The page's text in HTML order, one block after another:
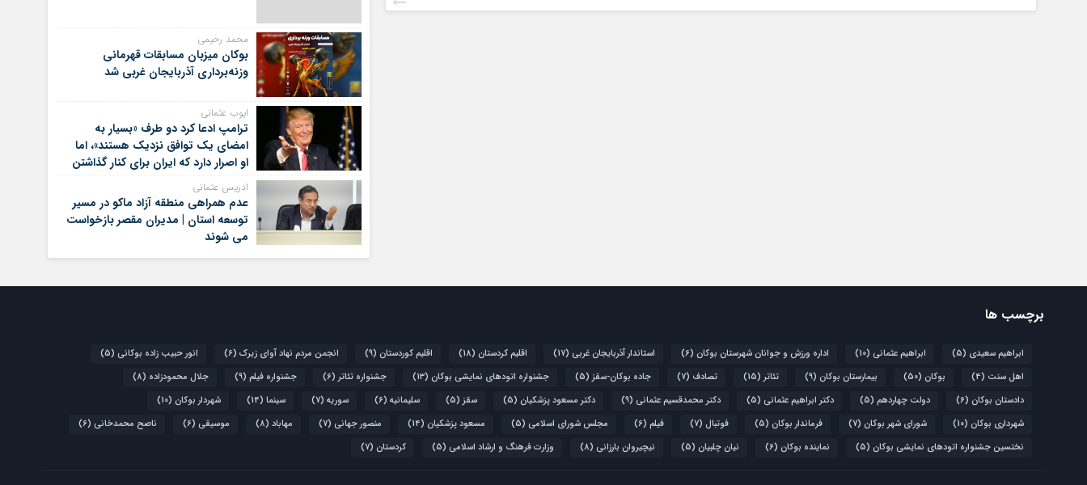
محمد رحیمی
بوکان میزبان مسابقات قهرمانی
وزنه‌برداری آذربایجان غربی شد
ایوب عثمانی
ترامپ ادعا کرد دو طرف «بسیار به
امضای یک توافق نزدیک هستند»، اما
او اصرار دارد که ایران برای کنار گذاشتن
برنامه‌های هسته‌ای خود گام‌های
بیشتری بردارد
ادریس عثمانی
عدم همراهی منطقه آزاد ماکو در مسیر
توسعه استان | مدیران مقصر بازخواست
می شوند
برچسب ها
ابراهیم سعیدی (5) ابراهیم عثمانی (10) اداره ورزش و جوانان شهرستان بوکان (6) استاندار آذربایجان غربی (17) اقلیم کردستان (18) اقلیم کوردستان (9) انجمن مردم نهاد آوای زیرک (6) انور حبیب زاده بوکانی (5)
اهل سنت (4) بوکان (50) بیمارستان بوکان (9) تئاتر (15) تصادف (7) جاده بوکان-سقز (5) جشنواره اتودهای نمایشی بوکان (13) جشنواره تئاتر (6) جشنواره فیلم (9) جلال محمودزاده (8)
دادستان بوکان (6) دولت چهاردهم (5) دکتر ابراهیم عثمانی (5) دکتر محمدقسیم عثمانی (9) دکتر مسعود پزشکیان (5) سقز (5) سلیمانیه (6) سوریه (7) سینما (14) شهردار بوکان (10)
شهرداری بوکان (10) شورای شهر بوکان (7) فرماندار بوکان (5) فوتبال (7) فیلم (6) مجلس شورای اسلامی (5) مسعود پزشکیان (14) منصور جهانی (7) مهاباد (8) موسیقی (6) ناصح محمدخانی (6)
نختسین جشنواره اتودهای نمایشی بوکان (5) نماینده بوکان (6) نیان چلبیان (5) نیچیروان بارزانی (8) وزارت فرهنگ و ارشاد اسلامی (5) کردستان (7)